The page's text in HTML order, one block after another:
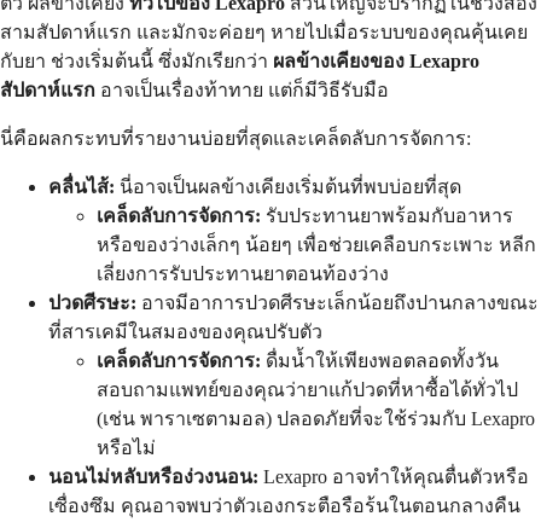
สามสัปดาห์แรก และมักจะค่อยๆ หายไปเมื่อระบบของคุณคุ้นเคย
กับยา ช่วงเริ่มต้นนี้ ซึ่งมักเรียกว่า ผลข้างเคียงของ Lexapro
สัปดาห์แรก อาจเป็นเรื่องท้าทาย แต่ก็มีวิธีรับมือ
นี่คือผลกระทบที่รายงานบ่อยที่สุดและเคล็ดลับการจัดการ:
คลื่นไส้: นี่อาจเป็นผลข้างเคียงเริ่มต้นที่พบบ่อยที่สุด
เคล็ดลับการจัดการ: รับประทานยาพร้อมกับอาหาร
หรือของว่างเล็กๆ น้อยๆ เพื่อช่วยเคลือบกระเพาะ หลีก
เลี่ยงการรับประทานยาตอนท้องว่าง
ปวดศีรษะ: อาจมีอาการปวดศีรษะเล็กน้อยถึงปานกลางขณะ
ที่สารเคมีในสมองของคุณปรับตัว
เคล็ดลับการจัดการ: ดื่มน้ำให้เพียงพอตลอดทั้งวัน
สอบถามแพทย์ของคุณว่ายาแก้ปวดที่หาซื้อได้ทั่วไป
(เช่น พาราเซตามอล) ปลอดภัยที่จะใช้ร่วมกับ Lexapro
หรือไม่
นอนไม่หลับหรือง่วงนอน: Lexapro อาจทำให้คุณตื่นตัวหรือ
เซื่องซึม คุณอาจพบว่าตัวเองกระตือรือร้นในตอนกลางคืน